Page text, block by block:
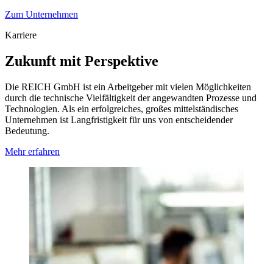
Zum Unternehmen
Karriere
Zukunft mit Perspektive
Die REICH GmbH ist ein Arbeitgeber mit vielen Möglichkeiten
durch die technische Vielfältigkeit der angewandten Prozesse und
Technologien. Als ein erfolgreiches, großes mittelständisches
Unternehmen ist Langfristigkeit für uns von entscheidender
Bedeutung.
Mehr erfahren